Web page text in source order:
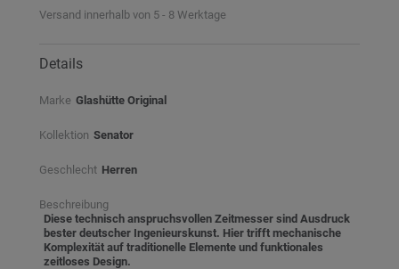
Versand innerhalb von 5 - 8 Werktage
Details
Marke Glashütte Original
Kollektion Senator
Geschlecht Herren
Beschreibung
Diese technisch anspruchsvollen Zeitmesser sind Ausdruck
bester deutscher Ingenieurskunst. Hier trifft mechanische
Komplexität auf traditionelle Elemente und funktionales
zeitloses Design.